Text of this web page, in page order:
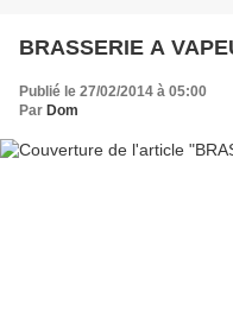
BRASSERIE A
Publié le 27/02/2014 à 05:00
Par Dom